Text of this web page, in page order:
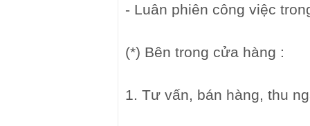
- Luân phiên công việc
(*) Bên trong cửa hàng :
1. Tư vấn, bán hàng, thu